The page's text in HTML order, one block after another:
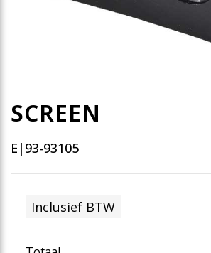
SCREEN
E|93-93105
Inclusief BTW